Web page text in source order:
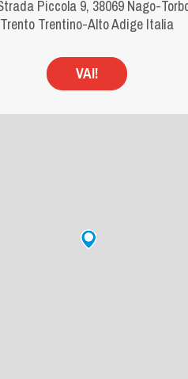
Piccola 9, 38069 Nago-
Trento Trentino-Alto Adige Italia
VAI!